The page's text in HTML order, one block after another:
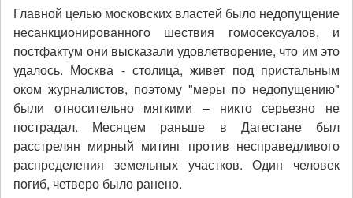
Главной целью московских властей было недопущение
несанкционированного шествия гомосексуалов, и
постфактум они высказали удовлетворение, что им это
удалось. Москва - столица, живет под пристальным
оком журналистов, поэтому "меры по недопущению"
были относительно мягкими – никто серьезно не
пострадал. Месяцем раньше в Дагестане был
расстрелян мирный митинг против несправедливого
распределения земельных участков. Один человек
погиб, четверо было ранено.